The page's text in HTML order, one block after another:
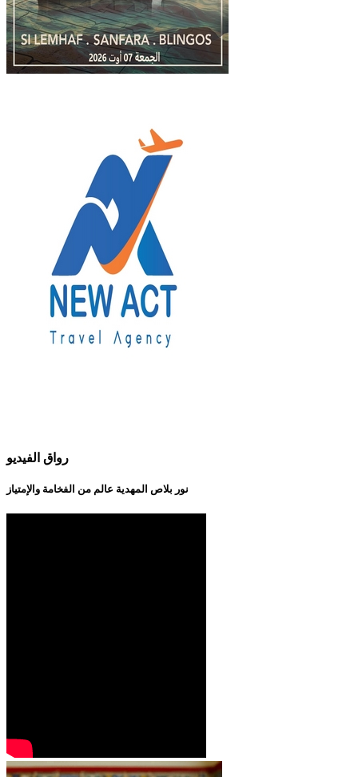
رواق الفيديو
نور بلاص المهدية عالم من الفخامة والإمتياز